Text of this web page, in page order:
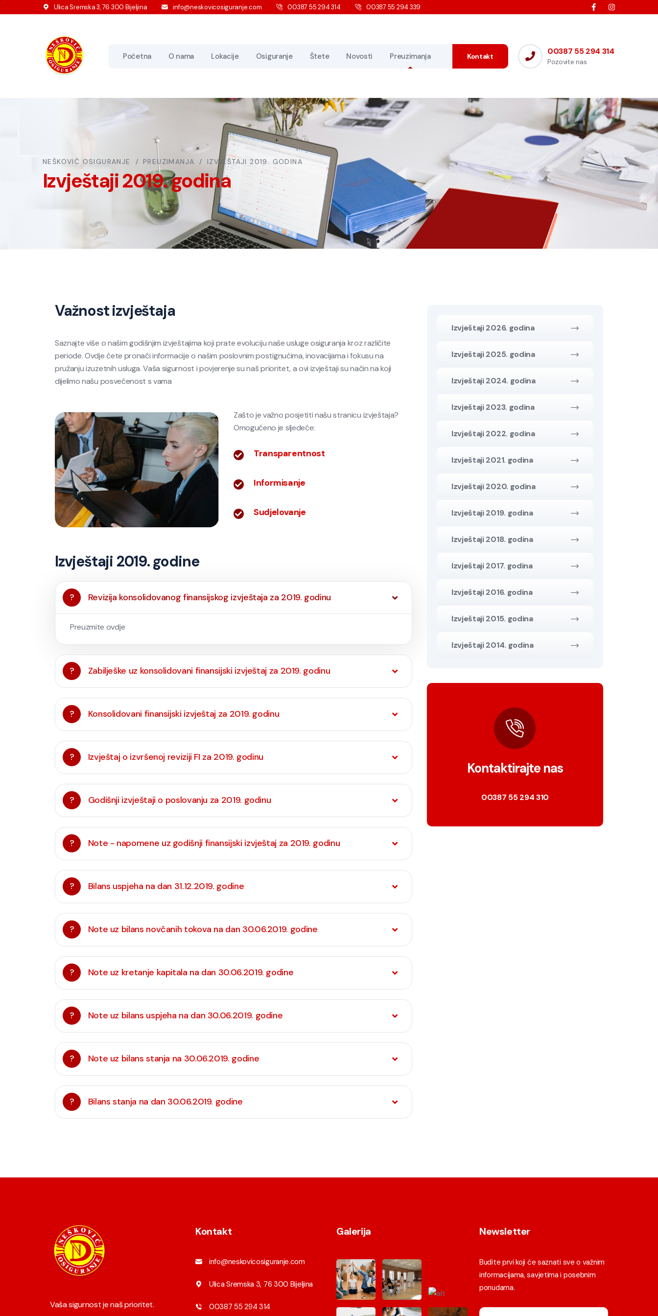
Ulica Sremska 3, 76 300 Bijeljina info@neskovicosiguranje.com 00387 55 294 314 00387 55 294 339
Početna O nama Lokacije Osiguranje Štete Novosti Preuzimanja Kontakt 00387 55 294 314
Pozovite nas
NEŠKOVIĆ OSIGURANJE PREUZIMANJA IZVJEŠTAJI 2019. GODINA
Izvještaji 2019. godina
Važnost izvještaja
Saznajte više o našim godišnjim izvještajima koji prate evoluciju naše usluge osiguranja kroz različite
periode. Ovdje ćete pronaći informacije o našim poslovnim postignućima, inovacijama i fokusu na
pružanju izuzetnih usluga. Vaša sigurnost i povjerenje su naš prioritet, a ovi izvještaji su način na koji
dijelimo našu posvećenost s vama
Zašto je važno posjetiti našu stranicu izvještaja?
Omogućeno je sljedeće:
Transparentnost
Informisanje
Sudjelovanje
Izvještaji 2019. godine
? Revizija konsolidovanog finansijskog izvještaja za 2019. godinu
Preuzmite ovdje
? Zabilješke uz konsolidovani finansijski izvještaj za 2019. godinu
? Konsolidovani finansijski izvještaj za 2019. godinu
? Izvještaj o izvršenoj reviziji FI za 2019. godinu
? Godišnji izvještaji o poslovanju za 2019. godinu
? Note - napomene uz godišnji finansijski izvještaj za 2019. godinu
? Bilans uspjeha na dan 31.12.2019. godine
? Note uz bilans novčanih tokova na dan 30.06.2019. godine
? Note uz kretanje kapitala na dan 30.06.2019. godine
? Note uz bilans uspjeha na dan 30.06.2019. godine
? Note uz bilans stanja na 30.06.2019. godine
? Bilans stanja na dan 30.06.2019. godine
Izvještaji 2026. godina
Izvještaji 2025. godina
Izvještaji 2024. godina
Izvještaji 2023. godina
Izvještaji 2022. godina
Izvještaji 2021. godina
Izvještaji 2020. godina
Izvještaji 2019. godina
Izvještaji 2018. godina
Izvještaji 2017. godina
Izvještaji 2016. godina
Izvještaji 2015. godina
Izvještaji 2014. godina
Kontaktirajte nas
00387 55 294 310
Vaša sigurnost je naš prioritet.
Kontakt
info@neskovicosiguranje.com
Ulica Sremska 3, 76 300 Bijeljina
00387 55 294 314
Galerija Newsletter
Budite prvi koji će saznati sve o važnim
informacijama, savjetima i posebnim
ponudama.